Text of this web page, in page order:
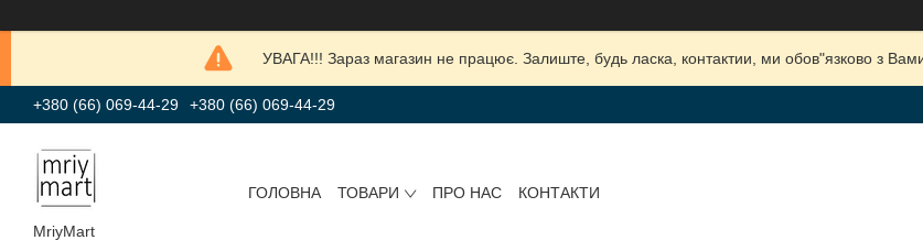
УВАГА!!! Зараз магазин не працює. Залиште, будь ласка, контактии, ми обов"язково з
+380 (66) 069-44-29 +380 (66) 069-44-29
MriyMart
ГОЛОВНА ТОВАРИ ПРО НАС КОНТАКТИ